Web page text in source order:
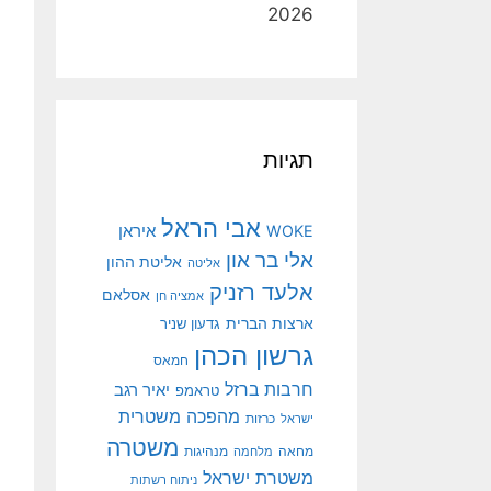
2026
תגיות
WOKE אבי הראל איראן
אלי בר און אליטה אליטת ההון
אלעד רזניק אמציה חן אסלאם
ארצות הברית גדעון שניר
גרשון הכהן חמאס
חרבות ברזל טראמפ יאיר רגב
ישראל כרזות מהפכה משטרית
מחאה מלחמה מנהיגות משטרה
משטרת ישראל ניתוח רשתות